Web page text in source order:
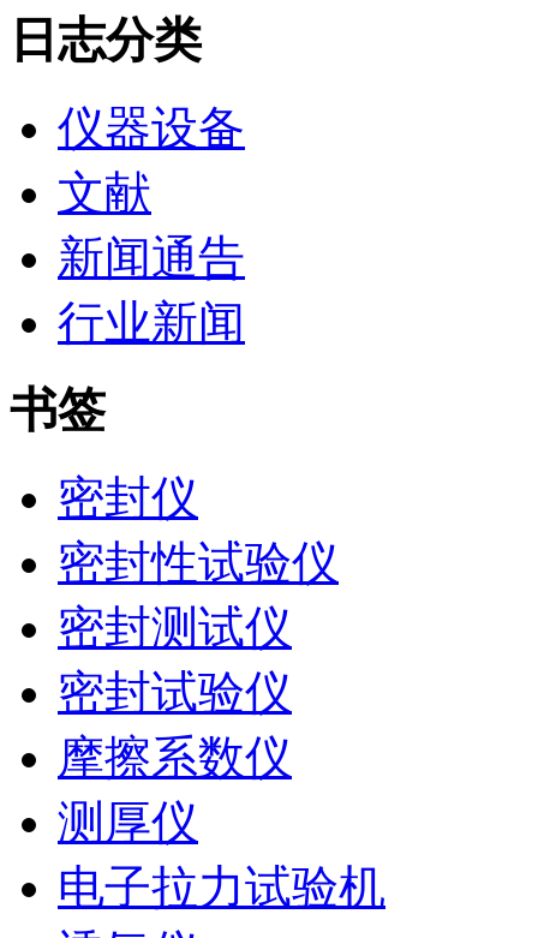
日志分类
仪器设备
文献
新闻通告
行业新闻
书签
密封仪
密封性试验仪
密封测试仪
密封试验仪
摩擦系数仪
测厚仪
电子拉力试验机